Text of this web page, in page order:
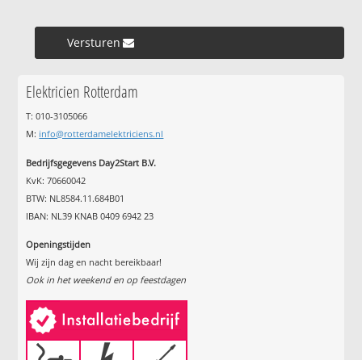
Versturen »
Elektricien Rotterdam
T: 010-3105066
M: info@rotterdamelektriciens.nl
Bedrijfsgegevens Day2Start B.V.
KvK: 70660042
BTW: NL8584.11.684B01
IBAN: NL39 KNAB 0409 6942 23
Openingstijden
Wij zijn dag en nacht bereikbaar!
Ook in het weekend en op feestdagen